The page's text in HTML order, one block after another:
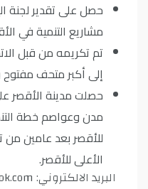
مشاريع التنمية في
تم تكريمه من قبل
إلى أكبر متحف
حصلت مدينة الأقصر
مدن وعواصم خطة
للأقصر بعد عامين
الأعلى للأقصر.
البريد الالكتروني: